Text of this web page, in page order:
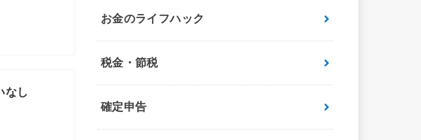
なし
お金のライフハック
税金・節税
確定申告